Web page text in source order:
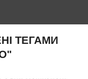
ТЕГАМИ